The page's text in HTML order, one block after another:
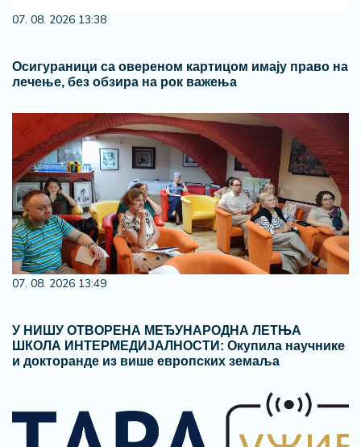
07. 08. 2026 13:38
Осигураници са овереном картицом имају право на
лечење, без обзира на рок важења
07. 08. 2026 13:49
У НИШУ ОТВОРЕНА МЕЂУНАРОДНА ЛЕТЊА
ШКОЛА ИНТЕРМЕДИЈАЛНОСТИ: Окупила научнике
и докторанде из више европских земаља